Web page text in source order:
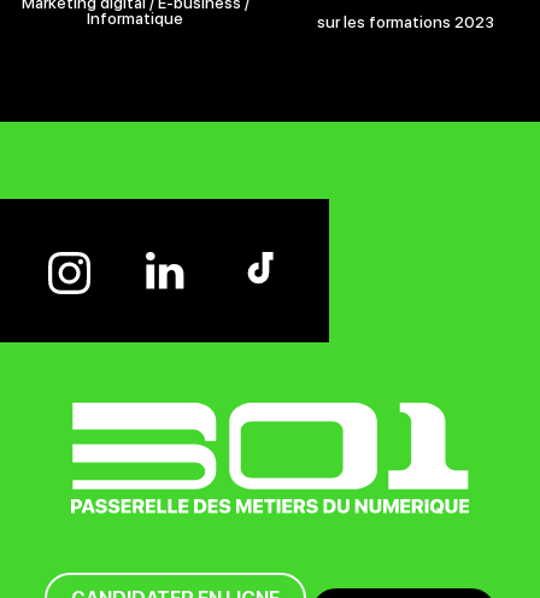
Informatique
sur les formations 2023